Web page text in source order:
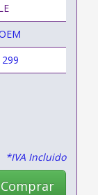
*IVA Incluido
Comprar